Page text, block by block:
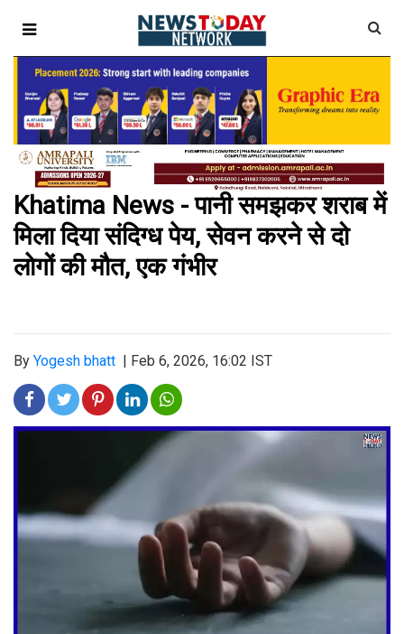
Khatima News - पानी समझकर शराब में
मिला दिया संदिग्ध पेय, सेवन करने से दो
लाेगों की मौत, एक गंभीर
By Yogesh bhatt Feb 6, 2026, 16:02 IST